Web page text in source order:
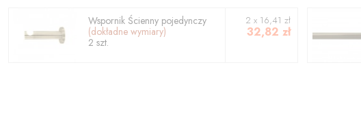
Wspornik Ścienny pojedynczy
(dokładne wymiary)
2 szt.
2 x 16,41 zł
32,82 zł